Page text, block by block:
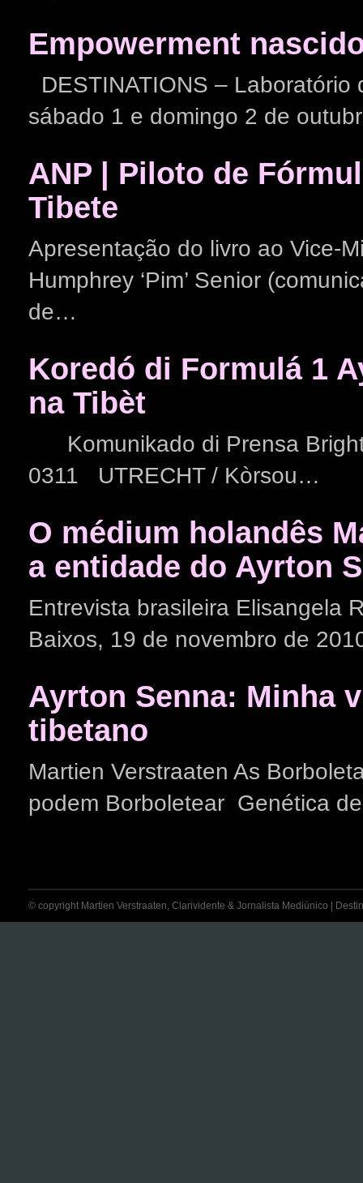
Empowerment
DESTINATIONS –
sábado 1 e domingo 2 de
ANP | Piloto de
Tibete
Apresentação do livro ao Vice-
Humphrey ‘Pim’ Senior
de…
Koredó di Formulá 1
na Tibèt
Komunikado di Prensa Bright
0311 UTRECHT / Kòrsou…
O médium holandês
a entidade do Ayrton
Entrevista brasileira Elisangela
Baixos, 19 de novembro de
Ayrton Senna: Minha
tibetano
Martien Verstraaten As
podem Borboletear Genética
© copyright Martien Verstraaten, Clarividente & Jornalista Mediúnico |